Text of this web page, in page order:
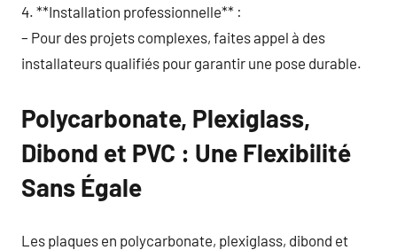
4. **Installation professionnelle** :
– Pour des projets complexes, faites appel à des
installateurs qualifiés pour garantir une pose durable.
Polycarbonate, Plexiglass,
Dibond et PVC : Une Flexibilité
Sans Égale
Les plaques en polycarbonate, plexiglass, dibond et